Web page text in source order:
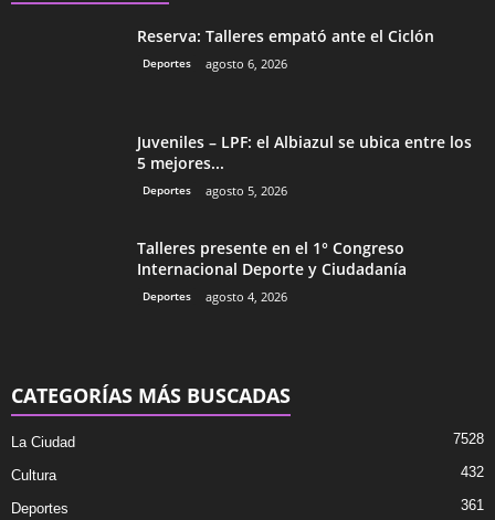
Reserva: Talleres empató ante el Ciclón
Deportes agosto 6, 2026
Juveniles – LPF: el Albiazul se ubica entre los
5 mejores...
Deportes agosto 5, 2026
Talleres presente en el 1° Congreso
Internacional Deporte y Ciudadanía
Deportes agosto 4, 2026
CATEGORÍAS MÁS BUSCADAS
La Ciudad 7528
Cultura 432
Deportes 361